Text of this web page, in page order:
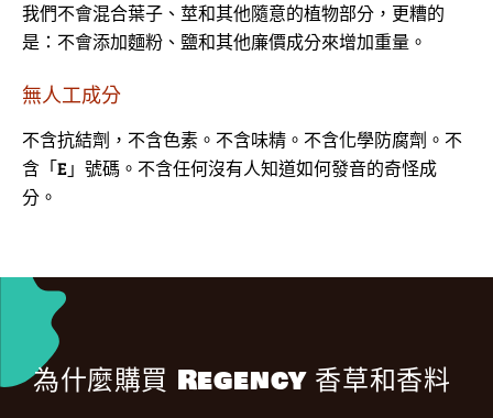
我們不會混合葉子、莖和其他隨意的植物部分，更糟的
是：不會添加麵粉、鹽和其他廉價成分來增加重量。
無人工成分
不含抗結劑，不含色素。不含味精。不含化學防腐劑。不
含「E」號碼。不含任何沒有人知道如何發音的奇怪成
分。
為什麼購買 Regency 香草和香料